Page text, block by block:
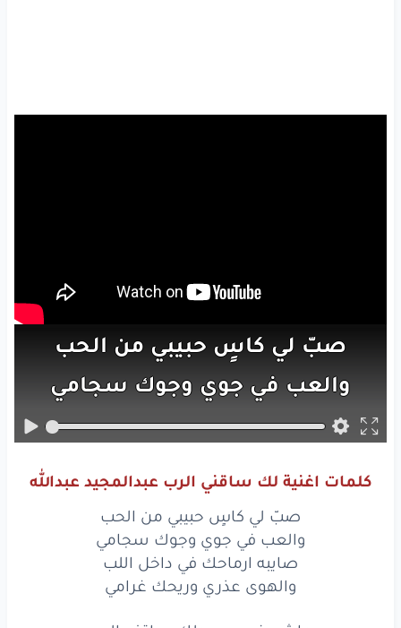
صبّ لي كاسٍ حبيبي من الحب
والعب في جوي وجوك سجامي
صايبهارماحكفي داخلاللب
كاسٍحبيبي
والعبفي جويوجوكسجامي
صايبهارماحكفي داخل
والهوى
وريحك
غرامي
كلمات اغنية لك ساقني الرب عبدالمجيد عبدالله
صبّ لي كاسٍ حبيبي من الحب
والعب في جوي وجوك سجامي
صايبه ارماحك في داخل اللب
والهوى عذري وريحك غرامي